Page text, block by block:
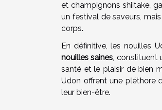
et champignons shiitake,
un festival de saveurs,
corps.
En définitive, les nouilles
nouilles saines, constituent
santé et le plaisir de bien
Udon offrent une pléthore
leur bien-être.